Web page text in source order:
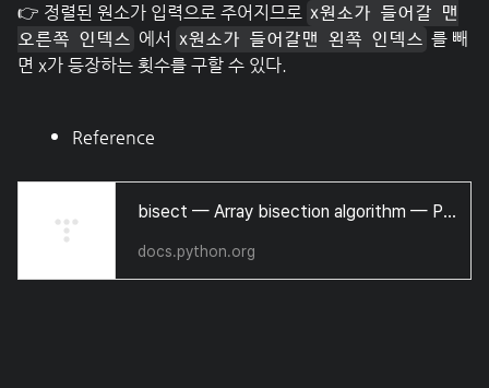
👉 정렬된 원소가 입력으로 주어지므로 x원소가 들어갈 맨
오른쪽 인덱스 에서 x원소가 들어갈맨 왼쪽 인덱스 를 빼
면 x가 등장하는 횟수를 구할 수 있다.
Reference
bisect — Array bisection algorithm — Python 3.10.2 documentation
docs.python.org